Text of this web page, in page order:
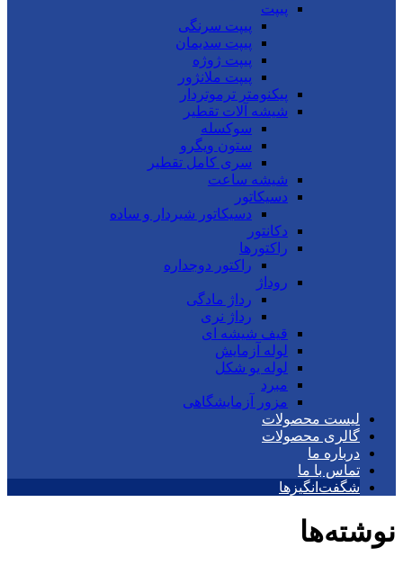
پیپت
پیپت سرنگی
پیپت سدیمان
پیپت ژوژه
پیپت ملانژور
پیکنومتر ترموتردار
شیشه آلات تقطیر
سوکسله
ستون ویگرو
سری کامل تقطیر
شیشه ساعت
دسیکاتور
دسیکاتور شیردار و ساده
دکانتور
راکتورها
راکتور دوجداره
روداژ
رداژ مادگی
رداژ نری
قیف شیشه ای
لوله آزمایش
لوله یو شکل
مبرد
مزور آزمایشگاهی
لیست محصولات
گالری محصولات
درباره ما
تماس با ما
شگفت‌انگیزها
نوشته‌ها